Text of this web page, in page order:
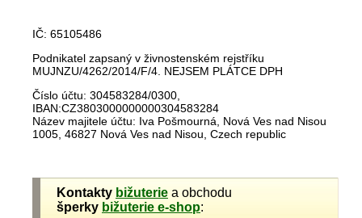
IČ: 65105486
Podnikatel zapsaný v živnostenském rejstříku
MUJNZU/4262/2014/F/4. NEJSEM PLÁTCE DPH
Číslo účtu: 304583284/0300,
IBAN:CZ3803000000000304583284
Název majitele účtu: Iva Pošmourná, Nová Ves nad Nisou
1005, 46827 Nová Ves nad Nisou, Czech republic
Kontakty bižuterie a obchodu
šperky bižuterie e-shop: